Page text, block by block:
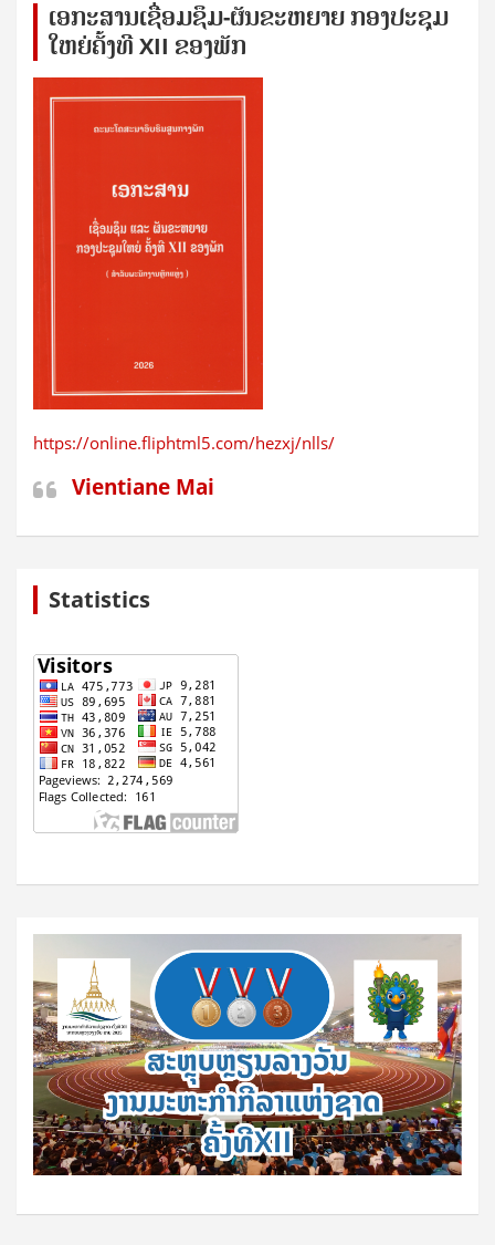
ເອກ​ະ​ສານ​ເຊ​ື່ອມ​ຊ​ຶມ-ຜັນ​ຂະ​ຫ​ຍາຍ ກອງ​ປະ​ຊຸມ​
ໃຫຍ່​ຄັ້ງ​ທີ XII ຂອງ​ພັກ
https://online.fliphtml5.com/hezxj/nlls/
Vientiane Mai
Statistics